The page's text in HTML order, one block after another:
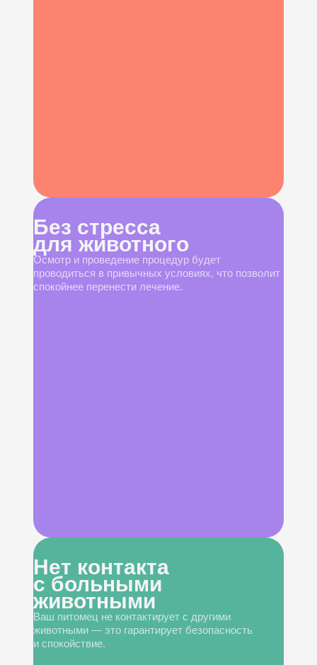
Без стресса
для животного
Осмотр и проведение процедур будет
проводиться в привычных условиях, что позволит
спокойнее перенести лечение.
Нет контакта
с больными
животными
Ваш питомец не контактирует с другими
животными — это гарантирует безопасность
и спокойствие.